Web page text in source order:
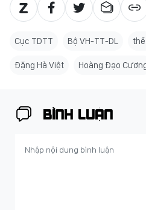
Cục TDTT Bộ VH-TT-DL
Đặng Hà Việt Hoàng Đạo
BÌNH LUẬN